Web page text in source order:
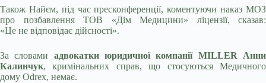
Також Найєм, під час пресконференції, коментуючи наказ МОЗ
про позбавлення ТОВ «Дім Медицини» ліцензії, сказав:
«Це не відповідає дійсності».
За словами адвокатки юридичної компанії MILLERАнни
Калинчук, кримінальних справ, що стосуються Медичного
дому Odrex, немає.